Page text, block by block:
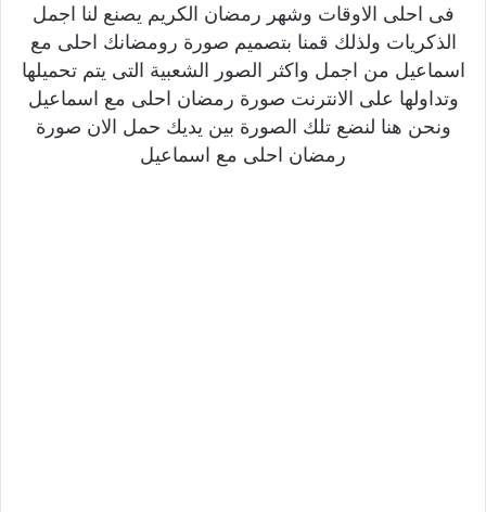
فى احلى الاوقات وشهر رمضان الكريم يصنع لنا اجمل
الذكريات ولذلك قمنا بتصميم صورة رومضانك احلى مع
اسماعيل من اجمل واكثر الصور الشعبية التى يتم تحميلها
وتداولها على الانترنت صورة رمضان احلى مع اسماعيل
ونحن هنا لنضع تلك الصورة بين يديك حمل الان صورة
رمضان احلى مع اسماعيل